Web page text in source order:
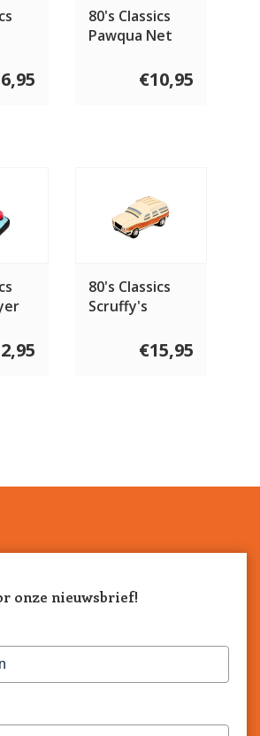
80's Classics
Pawqua Net
€10,95
80's Classics
Scruffy's
Waggin'€15,95
onze nieuwsbrief!